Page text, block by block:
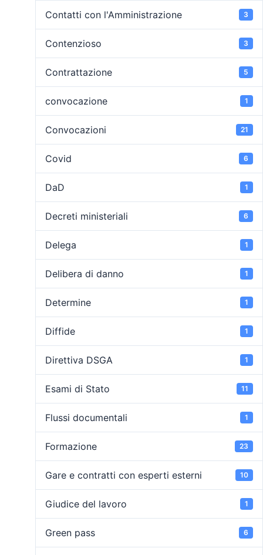
Contatti con l'Amministrazione 3
Contenzioso 3
Contrattazione 5
convocazione 1
Convocazioni 21
Covid 6
DaD 1
Decreti ministeriali 6
Delega 1
Delibera di danno 1
Determine 1
Diffide 1
Direttiva DSGA 1
Esami di Stato 11
Flussi documentali 1
Formazione 23
Gare e contratti con esperti esterni 10
Giudice del lavoro 1
Green pass 6